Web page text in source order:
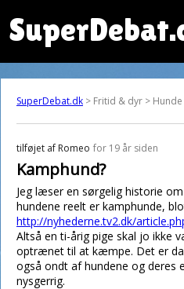
SuperDebat.dk > Fritid & dyr > Hunde
tilføjet af Romeo for 19 år siden
Kamphund?
Jeg læser en sørgelig historie
hundene reelt er kamphunde,
http://nyhederne.tv2.dk/
Altså en ti-årig pige skal jo ikke
optrænet til at kæmpe. Det er da
også ondt af hundene og deres
nysgerrig.